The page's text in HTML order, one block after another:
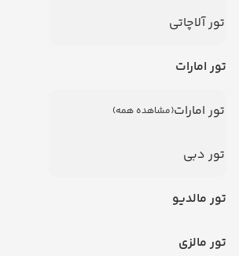
تور آلاچاتی
تور امارات
تور امارات(مشاهده همه)
تور دبی
تور مالدیو
تور مالزی